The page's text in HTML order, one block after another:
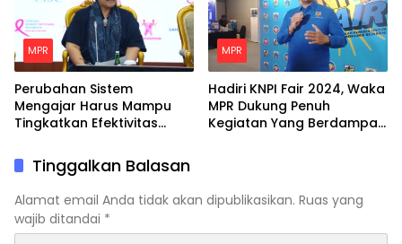
MPR
Perubahan Sistem
Mengajar Harus Mampu
Tingkatkan Efektivitas
MPR
Hadiri KNPI Fair 2024, Waka
MPR Dukung Penuh
Kegiatan Yang Berdampak
Tinggalkan Balasan
Alamat email Anda tidak akan dipublikasikan. Ruas yang
wajib ditandai *